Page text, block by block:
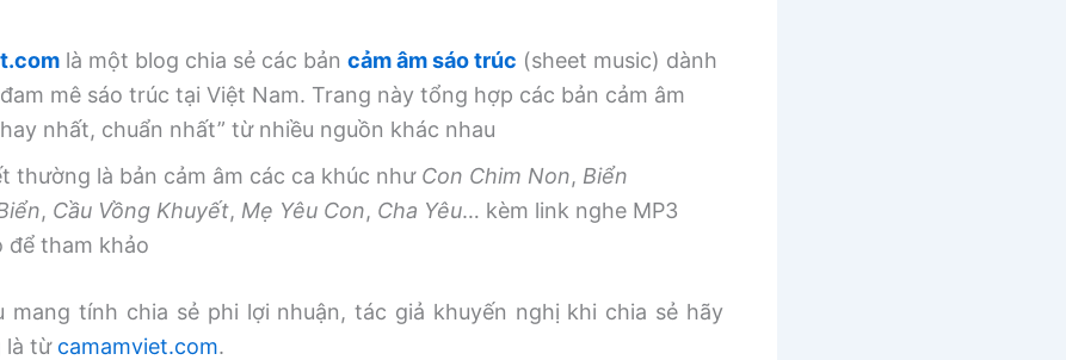
là một blog chia sẻ các bản cảm âm sáo trúc (sheet music) dành
mê sáo trúc tại Việt Nam. Trang này tổng hợp các bản cảm âm
nhất, chuẩn nhất” từ nhiều nguồn khác nhau
thường là bản cảm âm các ca khúc như Con Chim Non, Biển
, Cầu Vồng Khuyết, Mẹ Yêu Con, Cha Yêu… kèm link nghe MP3
để tham khảo
mang tính chia sẻ phi lợi nhuận, tác giả khuyến nghị khi chia sẻ hãy
là từ camamviet.com.